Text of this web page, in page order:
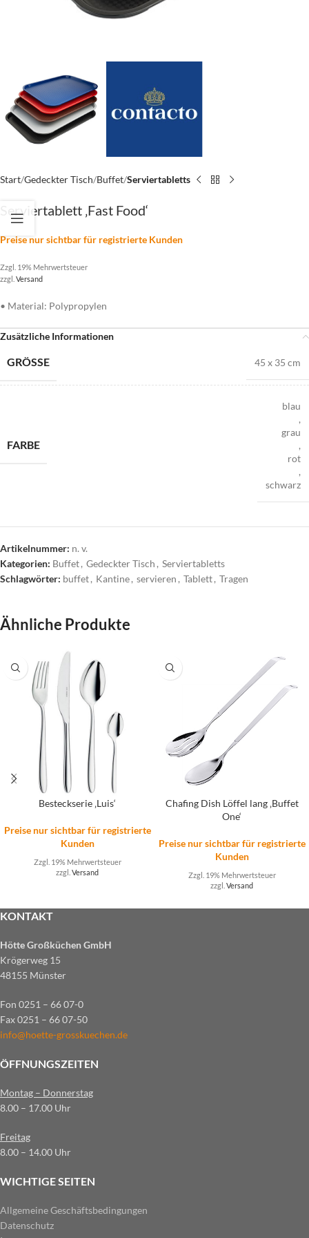
Start Gedeckter Tisch Buffet Serviertabletts
Serviertablett ‚Fast Food‘
Preise nur sichtbar für registrierte Kunden
Zzgl. 19% Mehrwertsteuer
zzgl. Versand
• Material: Polypropylen
Zusätzliche Informationen
GRÖSSE 45 x 35 cm
FARBE
blau
,
grau
,
rot
,
schwarz
Artikelnummer: n. v.
Kategorien: Buffet, Gedeckter Tisch , Serviertabletts
Schlagwörter: buffet, Kantine, servieren , Tablett, Tragen
Ähnliche Produkte
Besteckserie ‚Luis‘
Preise nur sichtbar für registrierte
Kunden
Zzgl. 19% Mehrwertsteuer
zzgl. Versand
Chafing Dish Löffel lang ‚Buffet
One‘
Preise nur sichtbar für registrierte
Kunden
Zzgl. 19% Mehrwertsteuer
zzgl. Versand
KONTAKT
Hötte Großküchen GmbH
Krögerweg 15
48155 Münster
Fon 0251 – 66 07-0
Fax 0251 – 66 07-50
info@hoette-grosskuechen.de
ÖFFNUNGSZEITEN
Montag – Donnerstag
8.00 – 17.00 Uhr
Freitag
8.00 – 14.00 Uhr
WICHTIGE SEITEN
Allgemeine Geschäftsbedingungen
Datenschutz